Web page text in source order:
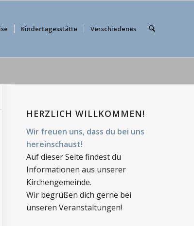
Kindertagesstätte Verschiedenes
HERZLICH WILLKOMMEN!
Wir freuen uns, dass du bei uns
hereinschaust!
Auf dieser Seite findest du
Informationen aus unserer
Kirchengemeinde.
Wir begrüßen dich gerne bei
unseren Veranstaltungen!